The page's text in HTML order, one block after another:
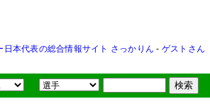
日本代表の総合情報サイト さっかりん - ゲストさん